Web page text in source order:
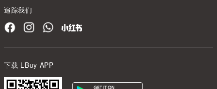
追踪我们
下载 LBuy APP